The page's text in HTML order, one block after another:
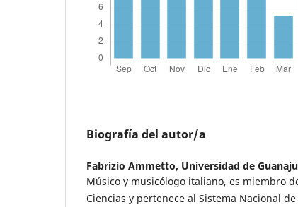
Biografía del autor/a
Fabrizio Ammetto, Universidad de
Músico y musicólogo italiano, es miembro
Ciencias y pertenece al Sistema Nacional